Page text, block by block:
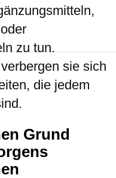
zu tun.
sie sich
die jedem
Grund